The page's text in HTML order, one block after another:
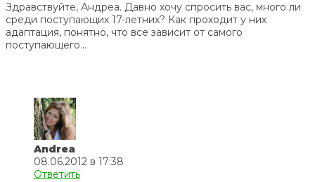
Здравствуйте, Андреа. Давно хочу спросить вас, много ли
среди поступающих 17-летних? Как проходит у них
адаптация, понятно, что все зависит от самого
поступающего…
Andrea
08.06.2012 в 17:38
Ответить